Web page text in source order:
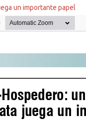
un importante papel